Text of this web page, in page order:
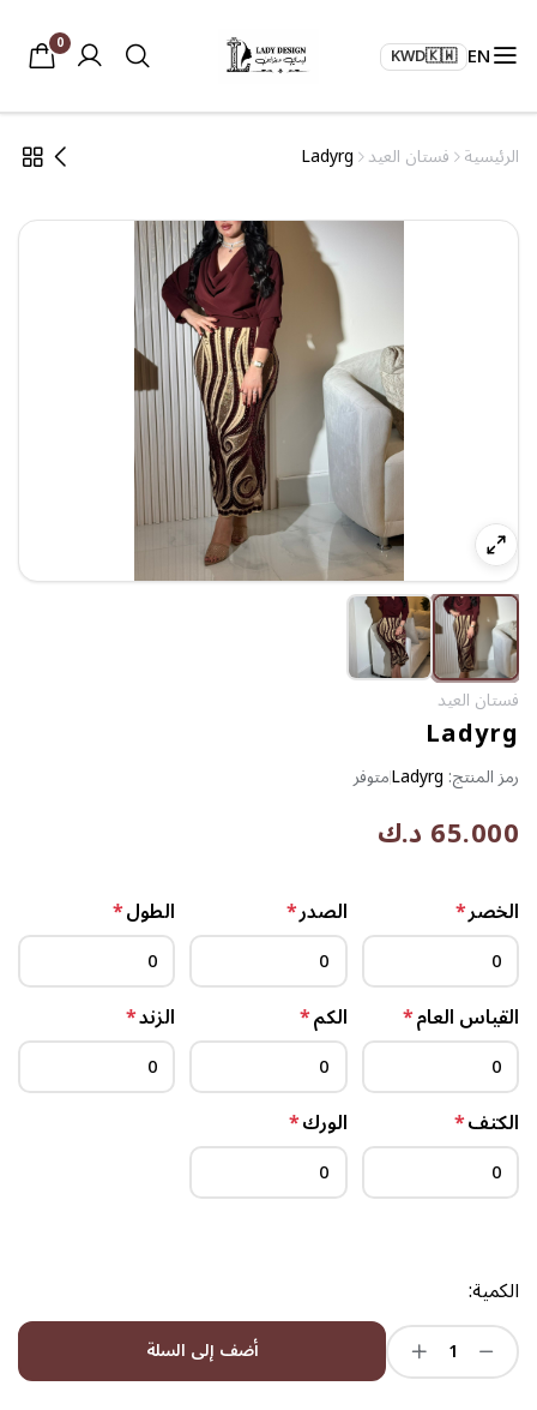
EN
🇰🇼
KWD
0
الرئيسية فستان العيد Ladyrg
فستان العيد
Ladyrg
رمز المنتج: Ladyrgمتوفر
65.000 د.ك
الخصر* الصدر* الطول*
القياس العام* الكم* الزند*
الكتف* الورك*
الكمية:
أضف إلى السلة